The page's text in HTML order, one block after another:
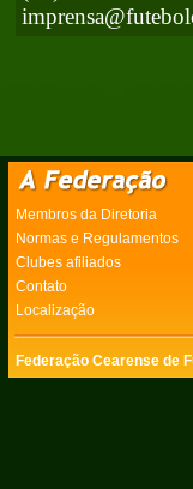
Membros da Diretoria
Normas e Regulamentos
Clubes afiliados
Contato
Localização
Federação Cearense de